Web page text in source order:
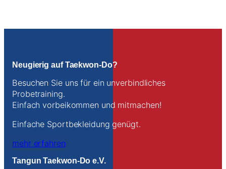
Neugierig auf Taekwon-Do?
Besuchen Sie uns für ein unverbindliches
Probetraining.
Einfach vorbeikommen und mitmachen!
Einfache Sportbekleidung genügt.
mehr erfahren
Tangun Taekwon-Do e.V.